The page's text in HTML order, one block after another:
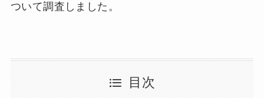
ついて調査しました。
目次